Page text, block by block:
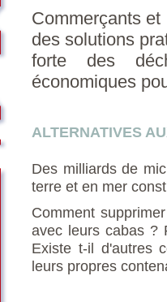
Commerçants
des solutions
forte des
économiques
ALTERNATIVES
Des milliards de
terre et en mer
Comment
avec leurs cabas ?
Existe t-il d'autres
leurs propres